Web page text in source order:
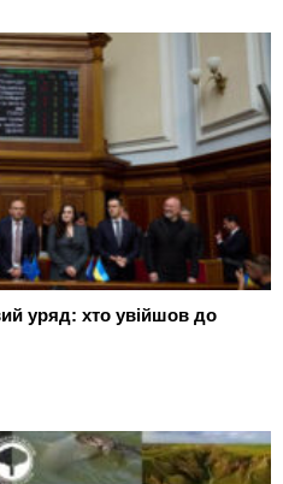
уряд: хто увійшов до